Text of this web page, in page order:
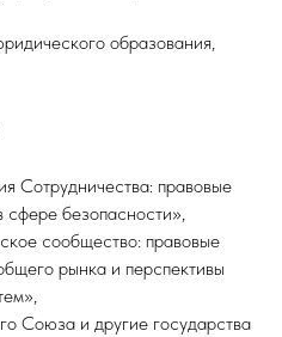
образования,
Сотрудничества: правовые
сфере безопасности»,
сообщество: правовые
рынка и перспективы
Союза и другие государства